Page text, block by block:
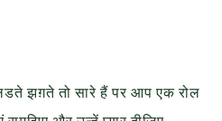
झग़ते तो सारे हैं पर आप एक रोल